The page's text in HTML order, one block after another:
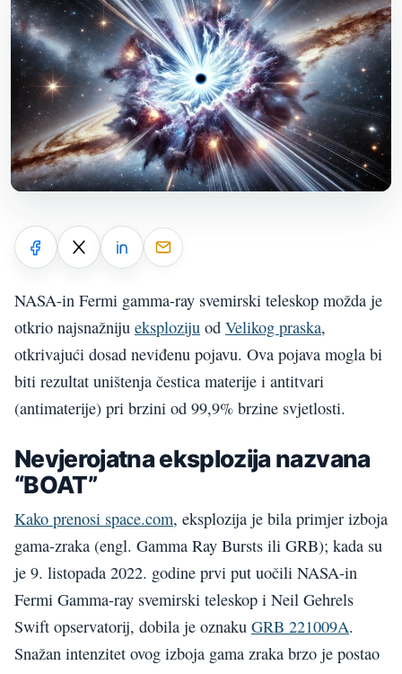
NASA-in Fermi gamma-ray svemirski teleskop možda je
otkrio najsnažniju eksploziju od Velikog praska,
otkrivajući dosad neviđenu pojavu. Ova pojava mogla bi
biti rezultat uništenja čestica materije i antitvari
(antimaterije) pri brzini od 99,9% brzine svjetlosti.
Nevjerojatna eksplozija nazvana
“BOAT”
Kako prenosi space.com, eksplozija je bila primjer izboja
gama-zraka (engl. Gamma Ray Bursts ili GRB); kada su
je 9. listopada 2022. godine prvi put uočili NASA-in
Fermi Gamma-ray svemirski teleskop i Neil Gehrels
Swift opservatorij, dobila je oznaku GRB 221009A.
Snažan intenzitet ovog izboja gama zraka brzo je postao